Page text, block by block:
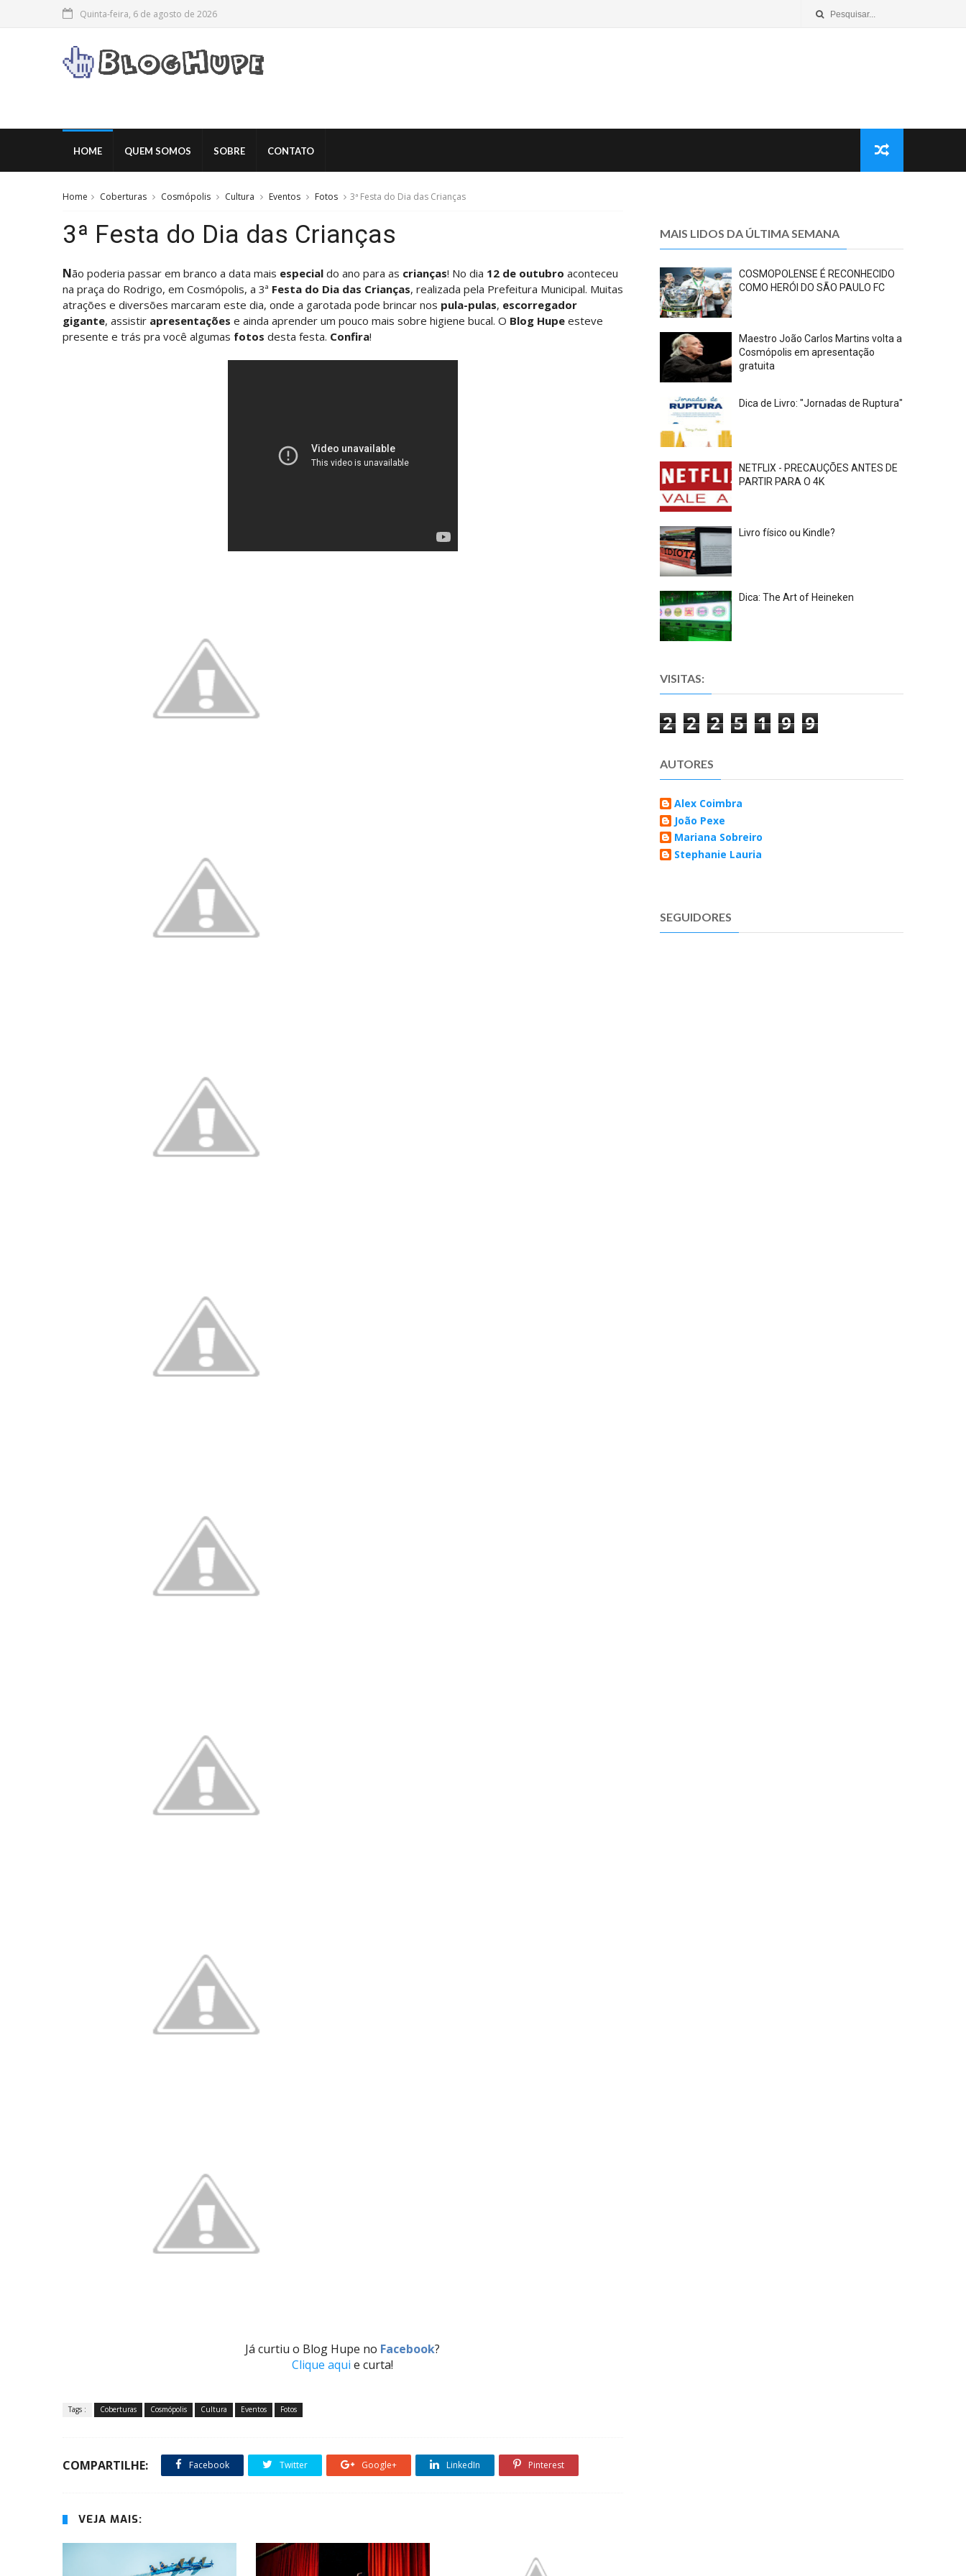
Quinta-feira, 6 de agosto de 2026
HOME QUEM SOMOS SOBRE CONTATO
Home Coberturas Cosmópolis Cultura Eventos Fotos 3ª Festa do Dia das Crianças
3ª Festa do Dia das Crianças
Não poderia passar em branco a data mais especial do ano para as crianças! No dia 12 de outubro aconteceu
na praça do Rodrigo, em Cosmópolis, a 3ª Festa do Dia das Crianças, realizada pela Prefeitura Municipal. Muitas
atrações e diversões marcaram este dia, onde a garotada pode brincar nos pula-pulas, escorregador
gigante, assistir apresentações e ainda aprender um pouco mais sobre higiene bucal. O Blog Hupe esteve
presente e trás pra você algumas fotos desta festa. Confira!
Já curtiu o Blog Hupe no Facebook?
Clique aqui e curta!
Tags : Coberturas Cosmópolis Cultura Eventos Fotos
COMPARTILHE: Facebook Twitter Google+ LinkedIn Pinterest
VEJA MAIS:
MAIS LIDOS DA ÚLTIMA SEMANA
COSMOPOLENSE É RECONHECIDO
COMO HERÓI DO SÃO PAULO FC
Maestro João Carlos Martins volta a
Cosmópolis em apresentação
gratuita
Dica de Livro: "Jornadas de Ruptura"
NETFLIX - PRECAUÇÕES ANTES DE
PARTIR PARA O 4K
Livro físico ou Kindle?
Dica: The Art of Heineken
VISITAS:
2 2 2 5 1 9 9
AUTORES
Alex Coimbra
João Pexe
Mariana Sobreiro
Stephanie Lauria
SEGUIDORES